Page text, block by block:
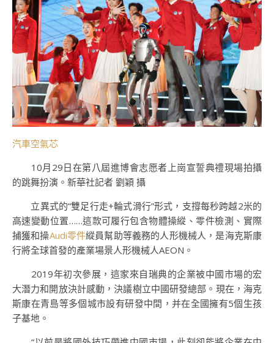
汽車空氣芯
10月29日在第八屆進博會志愿者上崗宣誓典禮現場拍攝
的跳舞扮演。新華社記者 劉穎 攝
立異式的“雙足行走+輪式滑行”形式，支撐每秒跨越2米的
高速變動位置……這款可履行包含物體操縱、零件檢測、實際
捕獲和操Audi零件縱員幫助等義務的人形機械人，是海克斯康
行將全球首發的產業場景人形機械人AEON。
2019年初次參展，這家來自瑞典的企業被中國市場的宏
大潛力和開放決計感動，決議樹立中國研發總部。現在，海克
斯康在青島等多個城市設有研發中間，并在全國擁有5個生孩
子基地。